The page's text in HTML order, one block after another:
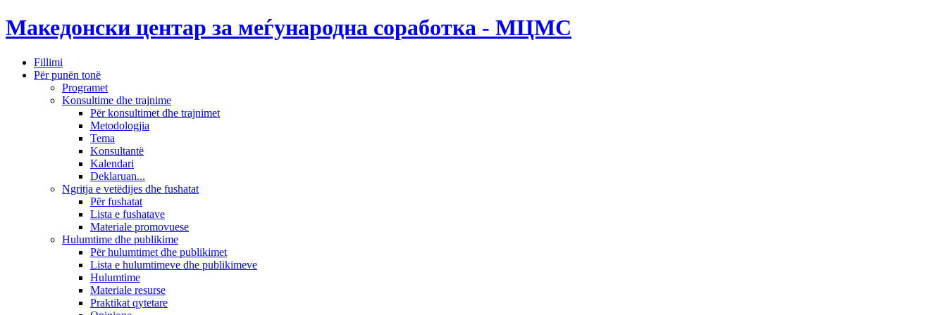
Македонски центар за меѓународна соработка - МЦМС
Fillimi
Për punën tonë
Programet
Konsultime dhe trajnime
Për konsultimet dhe trajnimet
Metodologjia
Tema
Konsultantë
Kalendari
Deklaruan...
Ngritja e vetëdijes dhe fushatat
Për fushatat
Lista e fushatave
Materiale promovuese
Hulumtime dhe publikime
Për hulumtimet dhe publikimet
Lista e hulumtimeve dhe publikimeve
Hulumtime
Materiale resurse
Praktikat qytetare